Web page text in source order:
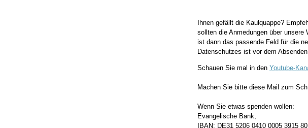
Ihnen gefällt die Kaulquappe?
sollten die Anmedungen über unsere
ist dann das passende Feld für die
Datenschutzes ist vor dem
Schauen Sie mal in den Youtube-
Machen Sie bitte diese Mail zum
Wenn Sie etwas spenden wollen:
Evangelische Bank,
IBAN: DE31 5206 0410 0005 3915